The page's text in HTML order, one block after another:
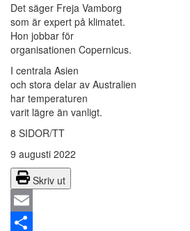
Det säger Freja Vamborg
som är expert på klimatet.
Hon jobbar för
organisationen Copernicus.
I centrala Asien
och stora delar av Australien
har temperaturen
varit lägre än vanligt.
8 SIDOR/TT
9 augusti 2022
Skriv ut
Email